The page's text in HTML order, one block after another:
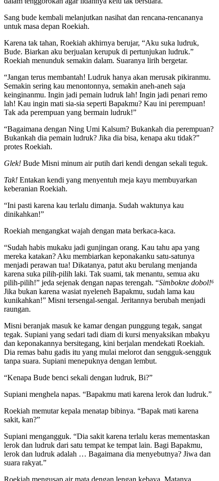
Sang bude kembali melanjutkan nasihat dan rencana-rencananya
untuk masa depan Roekiah.
Karena tak tahan, Roekiah akhirnya berujar, “Aku suka ludruk,
Bude. Biarkan aku berjualan kerupuk di pertunjukan ludruk.”
Roekiah menunduk semakin dalam. Suaranya lirih bergetar.
“Jangan terus membantah! Ludruk hanya akan merusak pikiranmu.
Semakin sering kau menontonnya, semakin aneh-aneh saja
keinginanmu. Ingin jadi pemain ludruk lah! Ingin jadi penari remo
lah! Kau ingin mati sia-sia seperti Bapakmu? Kau ini perempuan!
Tak ada perempuan yang bermain ludruk!”
“Bagaimana dengan Ning Umi Kalsum? Bukankah dia perempuan?
Bukankah dia pemain ludruk? Jika dia bisa, kenapa aku tidak?”
protes Roekiah.
Glek! Bude Misni minum air putih dari kendi dengan sekali teguk.
Tak! Entakan kendi yang menyentuh meja kayu membuyarkan
keberanian Roekiah.
“Ini pasti karena kau terlalu dimanja. Sudah waktunya kau
dinikahkan!”
Roekiah mengangkat wajah dengan mata berkaca-kaca.
“Sudah habis mukaku jadi gunjingan orang. Kau tahu apa yang
mereka katakan? Aku membiarkan keponakanku satu-satunya
menjadi perawan tua! Dikatanya, patut aku berulang menjanda
karena suka pilih-pilih laki. Tak suami, tak menantu, semua aku
pilih-pilih!” jeda sejenak dengan napas terengah. “Simbokne dobol!⁶
Jika bukan karena wasiat nyeleneh Bapakmu, sudah lama kau
kunikahkan!” Misni tersengal-sengal. Jeritannya berubah menjadi
raungan.
Misni beranjak masuk ke kamar dengan punggung tegak, sangat
tegak. Supiani yang sedari tadi diam di kursi menyaksikan mbakyu
dan keponakannya bersitegang, kini berjalan mendekati Roekiah.
Dia remas bahu gadis itu yang mulai melorot dan sengguk-sengguk
tanpa suara. Supiani menepuknya dengan lembut.
“Kenapa Bude benci sekali dengan ludruk, Bi?”
Supiani menghela napas. “Bapakmu mati karena lerok dan ludruk.”
Roekiah memutar kepala menatap bibinya. “Bapak mati karena
sakit, kan?”
Supiani mengangguk. “Dia sakit karena terlalu keras mementaskan
lerok dan ludruk dari satu tempat ke tempat lain. Bagi Bapakmu,
lerok dan ludruk adalah … Bagaimana dia menyebutnya? Jiwa dan
suara rakyat.”
Roekiah mengusap air mata dengan lengan kebaya. Matanya